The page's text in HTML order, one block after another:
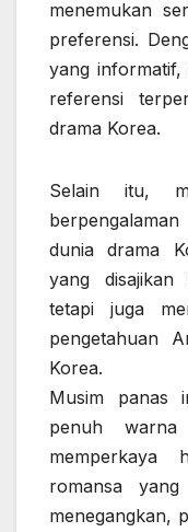
menemukan
preferensi.
yang informatif,
referensi
drama Korea.
Selain itu,
dunia drama
yang
tetapi juga
pengetahuan
Korea.
Musim panas
penuh
memperkaya
romansa
menegangkan,